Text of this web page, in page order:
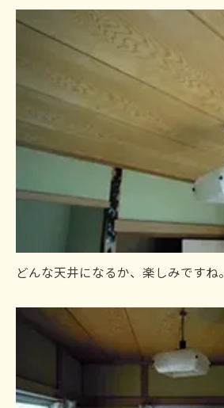
どんな天井になるか、楽しみですね。